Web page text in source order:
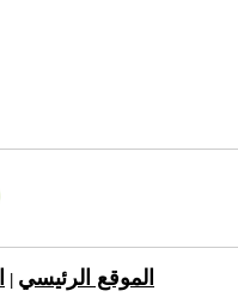
الموقع الرئيسي